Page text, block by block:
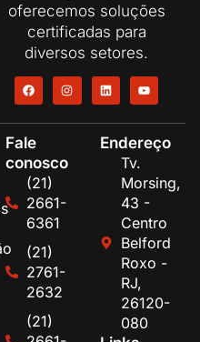
oferecemos soluções
certificadas para
diversos setores.
Fale
conosco
(21)
2661-
6361
(21)
2761-
2632
(21)
Endereço
Tv.
Morsing,
43 -
Centro
Belford
Roxo -
RJ,
26120-
080